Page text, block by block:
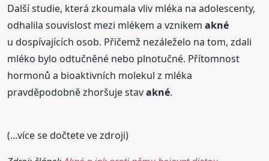
Další studie, která zkoumala vliv mléka na adolescenty,
odhalila souvislost mezi mlékem a vznikemakné
u dospívajících osob. Přičemž nezáleželo na tom, zdali
mléko bylo odtučněné nebo plnotučné. Přítomnost
hormonů a bioaktivních molekul z mléka
pravděpodobně zhoršuje stavakné.
(...více se dočtete ve zdroji)